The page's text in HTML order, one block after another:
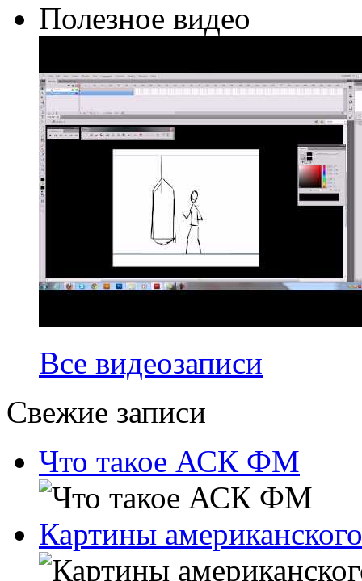
Полезное видео
Все видеозаписи
Свежие записи
Что такое АСК ФМ
Картины